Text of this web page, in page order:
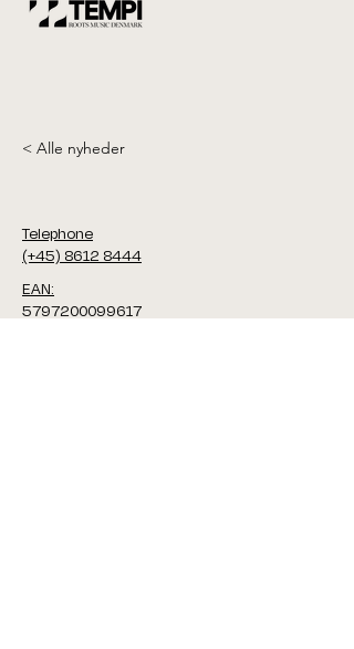
< Alle nyheder
Telephone
(+45) 8612 8444
EAN:
5797200099617